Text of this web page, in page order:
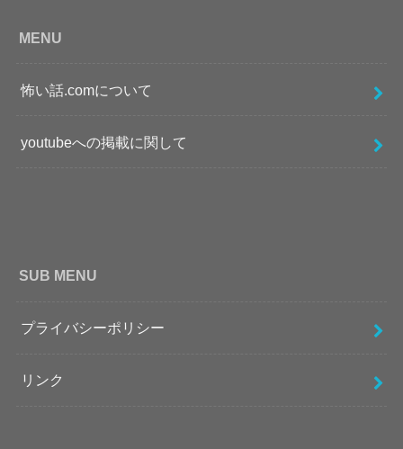
MENU
怖い話.comについて
youtubeへの掲載に関して
SUB MENU
プライバシーポリシー
リンク